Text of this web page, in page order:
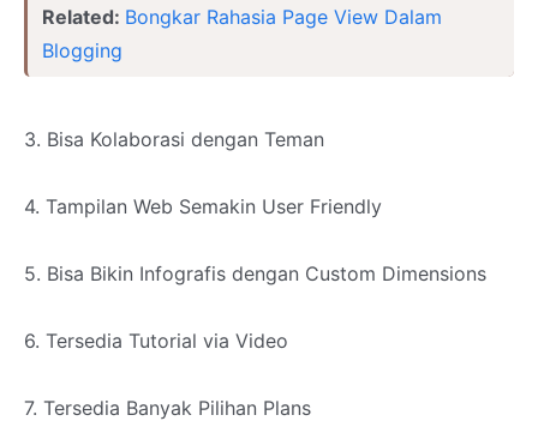
Related: Bongkar Rahasia Page View Dalam
Blogging
3. Bisa Kolaborasi dengan Teman
4. Tampilan Web Semakin User Friendly
5. Bisa Bikin Infografis dengan Custom Dimensions
6. Tersedia Tutorial via Video
7. Tersedia Banyak Pilihan Plans